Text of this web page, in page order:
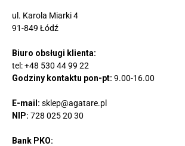
ul. Karola Miarki 4
91-849 Łódź
Biuro obsługi klienta:
tel:+48 530 44 99 22
Godziny kontaktu pon-pt: 9.00-16.00
E-mail: sklep@agatare.pl
NIP: 728 025 20 30
Bank PKO: